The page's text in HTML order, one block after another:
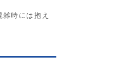
時には抱え